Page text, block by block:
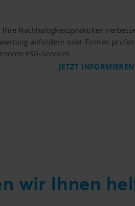
Ihre Nachhaltigkeitspraktiken
anfordern oder Firmen
ESG-Services.
JETZT
wir Ihnen